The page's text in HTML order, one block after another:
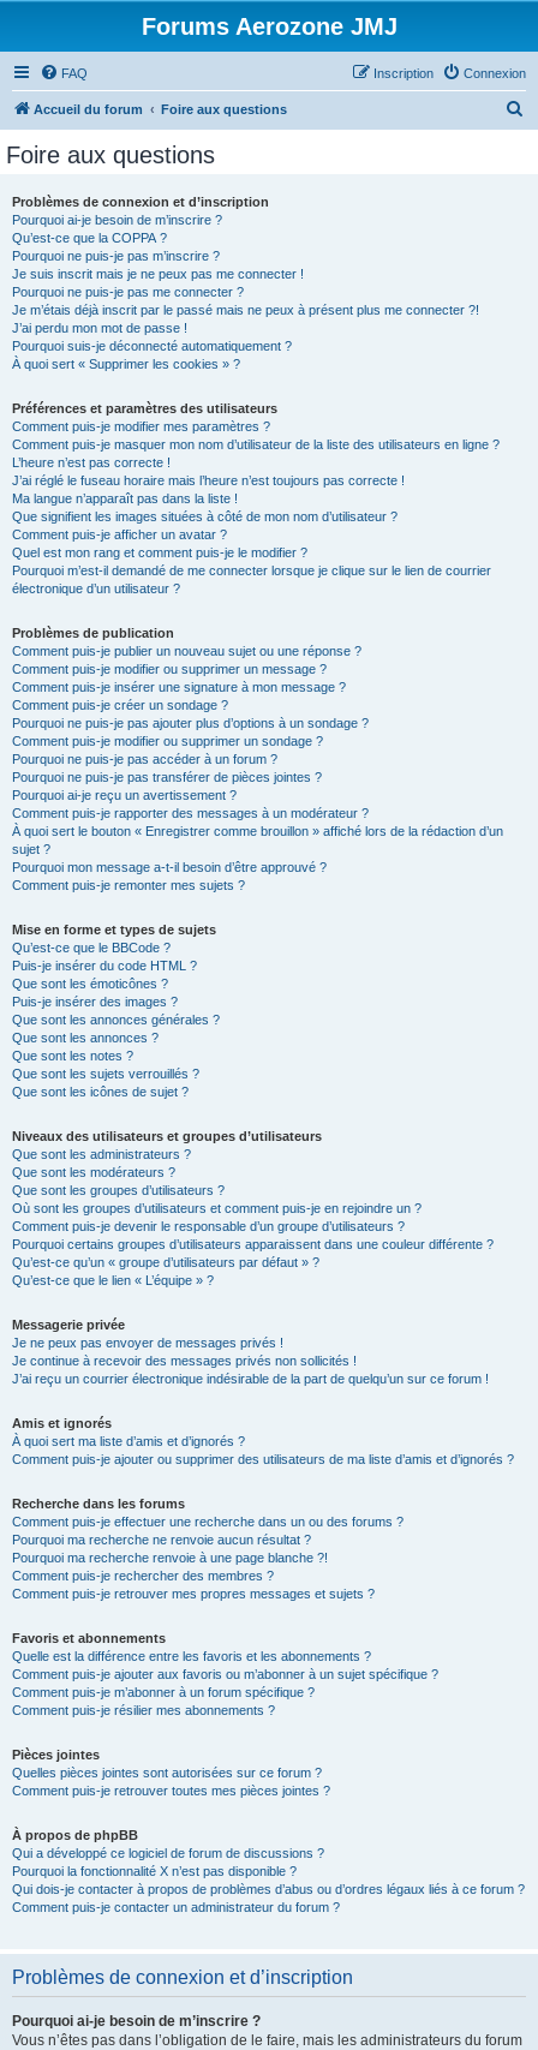
Forums Aerozone JMJ
FAQ Connexion
Inscription
Accueil du forum Foire aux questions
Foire aux questions
Problèmes de connexion et d’inscription
Pourquoi ai-je besoin de m’inscrire ?
Qu’est-ce que la COPPA ?
Pourquoi ne puis-je pas m’inscrire ?
Je suis inscrit mais je ne peux pas me connecter !
Pourquoi ne puis-je pas me connecter ?
Je m’étais déjà inscrit par le passé mais ne peux à présent plus me connecter ?!
J’ai perdu mon mot de passe !
Pourquoi suis-je déconnecté automatiquement ?
À quoi sert « Supprimer les cookies » ?
Préférences et paramètres des utilisateurs
Comment puis-je modifier mes paramètres ?
Comment puis-je masquer mon nom d’utilisateur de la liste des utilisateurs en ligne ?
L’heure n’est pas correcte !
J’ai réglé le fuseau horaire mais l’heure n’est toujours pas correcte !
Ma langue n’apparaît pas dans la liste !
Que signifient les images situées à côté de mon nom d’utilisateur ?
Comment puis-je afficher un avatar ?
Quel est mon rang et comment puis-je le modifier ?
Pourquoi m’est-il demandé de me connecter lorsque je clique sur le lien de courrier
électronique d’un utilisateur ?
Problèmes de publication
Comment puis-je publier un nouveau sujet ou une réponse ?
Comment puis-je modifier ou supprimer un message ?
Comment puis-je insérer une signature à mon message ?
Comment puis-je créer un sondage ?
Pourquoi ne puis-je pas ajouter plus d’options à un sondage ?
Comment puis-je modifier ou supprimer un sondage ?
Pourquoi ne puis-je pas accéder à un forum ?
Pourquoi ne puis-je pas transférer de pièces jointes ?
Pourquoi ai-je reçu un avertissement ?
Comment puis-je rapporter des messages à un modérateur ?
À quoi sert le bouton « Enregistrer comme brouillon » affiché lors de la rédaction d’un
sujet ?
Pourquoi mon message a-t-il besoin d’être approuvé ?
Comment puis-je remonter mes sujets ?
Mise en forme et types de sujets
Qu’est-ce que le BBCode ?
Puis-je insérer du code HTML ?
Que sont les émoticônes ?
Puis-je insérer des images ?
Que sont les annonces générales ?
Que sont les annonces ?
Que sont les notes ?
Que sont les sujets verrouillés ?
Que sont les icônes de sujet ?
Niveaux des utilisateurs et groupes d’utilisateurs
Que sont les administrateurs ?
Que sont les modérateurs ?
Que sont les groupes d’utilisateurs ?
Où sont les groupes d’utilisateurs et comment puis-je en rejoindre un ?
Comment puis-je devenir le responsable d’un groupe d’utilisateurs ?
Pourquoi certains groupes d’utilisateurs apparaissent dans une couleur différente ?
Qu’est-ce qu’un « groupe d’utilisateurs par défaut » ?
Qu’est-ce que le lien « L’équipe » ?
Messagerie privée
Je ne peux pas envoyer de messages privés !
Je continue à recevoir des messages privés non sollicités !
J’ai reçu un courrier électronique indésirable de la part de quelqu’un sur ce forum !
Amis et ignorés
À quoi sert ma liste d’amis et d’ignorés ?
Comment puis-je ajouter ou supprimer des utilisateurs de ma liste d’amis et d’ignorés ?
Recherche dans les forums
Comment puis-je effectuer une recherche dans un ou des forums ?
Pourquoi ma recherche ne renvoie aucun résultat ?
Pourquoi ma recherche renvoie à une page blanche ?!
Comment puis-je rechercher des membres ?
Comment puis-je retrouver mes propres messages et sujets ?
Favoris et abonnements
Quelle est la différence entre les favoris et les abonnements ?
Comment puis-je ajouter aux favoris ou m’abonner à un sujet spécifique ?
Comment puis-je m’abonner à un forum spécifique ?
Comment puis-je résilier mes abonnements ?
Pièces jointes
Quelles pièces jointes sont autorisées sur ce forum ?
Comment puis-je retrouver toutes mes pièces jointes ?
À propos de phpBB
Qui a développé ce logiciel de forum de discussions ?
Pourquoi la fonctionnalité X n’est pas disponible ?
Qui dois-je contacter à propos de problèmes d’abus ou d’ordres légaux liés à ce forum ?
Comment puis-je contacter un administrateur du forum ?
Problèmes de connexion et d’inscription
Pourquoi ai-je besoin de m’inscrire ?
Vous n’êtes pas dans l’obligation de le faire, mais les administrateurs du forum